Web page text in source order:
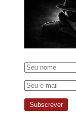
Subscrever